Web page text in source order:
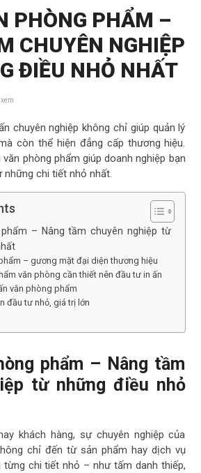
PHÒNG PHẨM –
CHUYÊN NGHIỆP
ĐIỀU NHỎ NHẤT
chuyên nghiệp không chỉ giúp quản lý
còn thể hiện đẳng cấp thương hiệu.
phòng phẩm giúp doanh nghiệp bạn
những chi tiết nhỏ nhất.
– Nâng tầm chuyên nghiệp từ
– gương mặt đại diện thương hiệu
văn phòng cần thiết nên đầu tư in ấn
văn phòng phẩm
đầu tư nhỏ, giá trị lớn
phẩm – Nâng tầm
từ những điều nhỏ
khách hàng, sự chuyên nghiệp của
chỉ đến từ sản phẩm hay dịch vụ
từng chi tiết nhỏ – như tấm danh thiếp,